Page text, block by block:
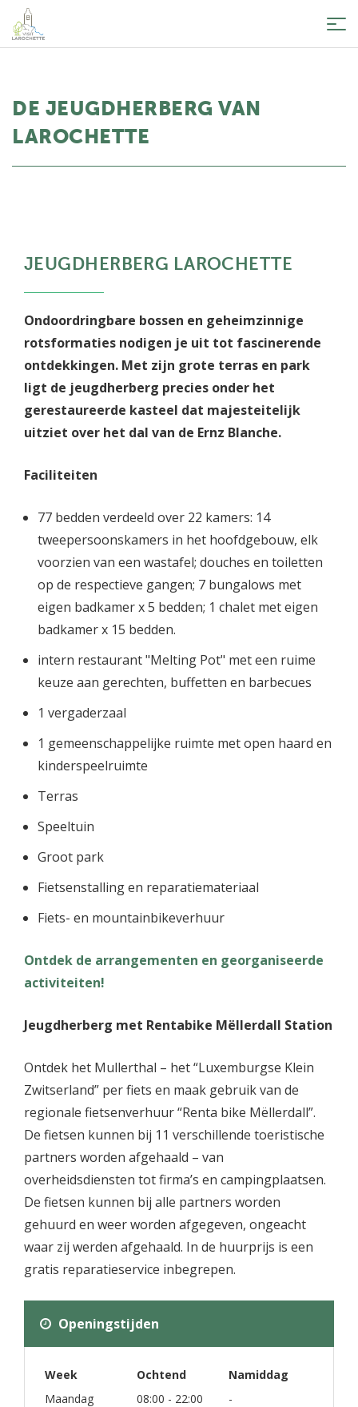
DE JEUGDHERBERG VAN
LAROCHETTE
JEUGDHERBERG LAROCHETTE
Ondoordringbare bossen en geheimzinnige
rotsformaties nodigen je uit tot fascinerende
ontdekkingen. Met zijn grote terras en park
ligt de jeugdherberg precies onder het
gerestaureerde kasteel dat majesteitelijk
uitziet over het dal van de Ernz Blanche.
Faciliteiten
77 bedden verdeeld over 22 kamers: 14
tweepersoonskamers in het hoofdgebouw, elk
voorzien van een wastafel; douches en toiletten
op de respectieve gangen; 7 bungalows met
eigen badkamer x 5 bedden; 1 chalet met eigen
badkamer x 15 bedden.
intern restaurant "Melting Pot" met een ruime
keuze aan gerechten, buffetten en barbecues
1 vergaderzaal
1 gemeenschappelijke ruimte met open haard en
kinderspeelruimte
Terras
Speeltuin
Groot park
Fietsenstalling en reparatiemateriaal
Fiets- en mountainbikeverhuur
Ontdek de arrangementen en georganiseerde
activiteiten!
Jeugdherberg met Rentabike Mëllerdall Station
Ontdek het Mullerthal – het “Luxemburgse Klein
Zwitserland” per fiets en maak gebruik van de
regionale fietsenverhuur “Renta bike Mëllerdall”.
De fietsen kunnen bij 11 verschillende toeristische
partners worden afgehaald – van
overheidsdiensten tot firma’s en campingplaatsen.
De fietsen kunnen bij alle partners worden
gehuurd en weer worden afgegeven, ongeacht
waar zij werden afgehaald. In de huurprijs is een
gratis reparatieservice inbegrepen.
Openingstijden
Week Ochtend
Namiddag
Maandag
08:00 - 22:00
-